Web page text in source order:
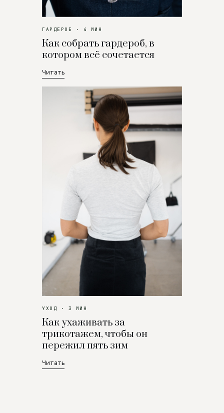
ГАРДЕРОБ · 4 МИН
Как собрать гардероб, в
котором всё сочетается
Читать
УХОД · 3 МИН
Как ухаживать за
трикотажем, чтобы он
пережил пять зим
Читать